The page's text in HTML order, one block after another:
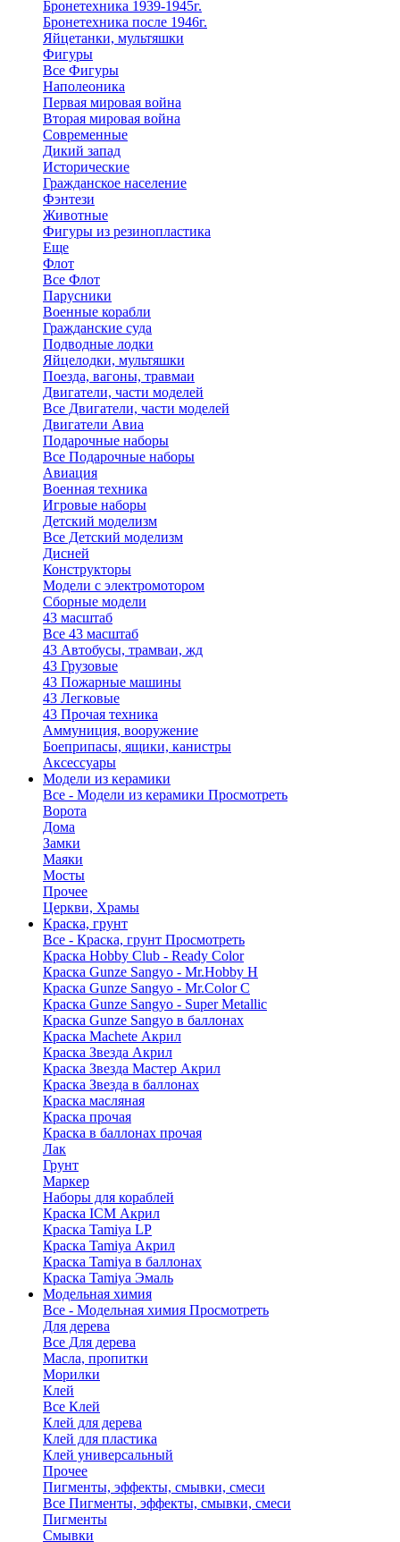
Бронетехника 1939-1945г.
Бронетехника после 1946г.
Яйцетанки, мультяшки
Фигуры
Все Фигуры
Наполеоника
Первая мировая война
Вторая мировая война
Современные
Дикий запад
Исторические
Гражданское население
Фэнтези
Животные
Фигуры из резинопластика
Еще
Флот
Все Флот
Парусники
Военные корабли
Гражданские суда
Подводные лодки
Яйцелодки, мультяшки
Поезда, вагоны, травмаи
Двигатели, части моделей
Все Двигатели, части моделей
Двигатели Авиа
Подарочные наборы
Все Подарочные наборы
Авиация
Военная техника
Игровые наборы
Детский моделизм
Все Детский моделизм
Дисней
Конструкторы
Модели с электромотором
Сборные модели
43 масштаб
Все 43 масштаб
43 Автобусы, трамваи, жд
43 Грузовые
43 Пожарные машины
43 Легковые
43 Прочая техника
Аммуниция, вооружение
Боеприпасы, ящики, канистры
Аксессуары
Модели из керамики
Все - Модели из керамики Просмотреть
Ворота
Дома
Замки
Маяки
Мосты
Прочее
Церкви, Храмы
Краска, грунт
Все - Краска, грунт Просмотреть
Краска Hobby Club - Ready Color
Краска Gunze Sangyo - Mr.Hobby H
Краска Gunze Sangyo - Mr.Color C
Краска Gunze Sangyo - Super Metallic
Краска Gunze Sangyo в баллонах
Краска Machete Акрил
Краска Звезда Акрил
Краска Звезда Мастер Акрил
Краска Звезда в баллонах
Краска масляная
Краска прочая
Краска в баллонах прочая
Лак
Грунт
Маркер
Наборы для кораблей
Краска ICM Акрил
Краска Tamiya LP
Краска Tamiya Акрил
Краска Tamiya в баллонах
Краска Tamiya Эмаль
Модельная химия
Все - Модельная химия Просмотреть
Для дерева
Все Для дерева
Масла, пропитки
Морилки
Клей
Все Клей
Клей для дерева
Клей для пластика
Клей универсальный
Прочее
Пигменты, эффекты, смывки, смеси
Все Пигменты, эффекты, смывки, смеси
Пигменты
Смывки